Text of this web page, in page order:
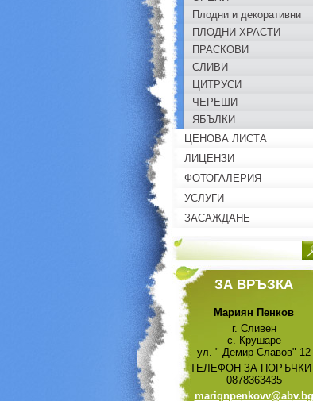
Плодни и декоративни
ПЛОДНИ ХРАСТИ
ПРАСКОВИ
СЛИВИ
ЦИТРУСИ
ЧЕРЕШИ
ЯБЪЛКИ
ЦЕНОВА ЛИСТА
ЛИЦЕНЗИ
ФОТОГАЛЕРИЯ
УСЛУГИ
ЗАСАЖДАНЕ
ЗА ВРЪЗКА
Мариян Пенков
г. Сливен
с. Крушаре
ул. " Демир Славов" 12
ТЕЛЕФОН ЗА ПОРЪЧКИ
0878363435
mariqnpenkovv@abv.bg